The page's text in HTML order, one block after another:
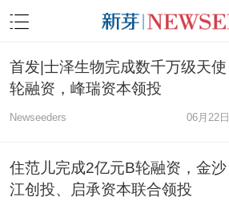
首发|士泽生物完成数千万级天使
轮融资，峰瑞资本领投
Newseeders 06月22日
住范儿完成2亿元B轮融资，金沙
江创投、启承资本联合领投